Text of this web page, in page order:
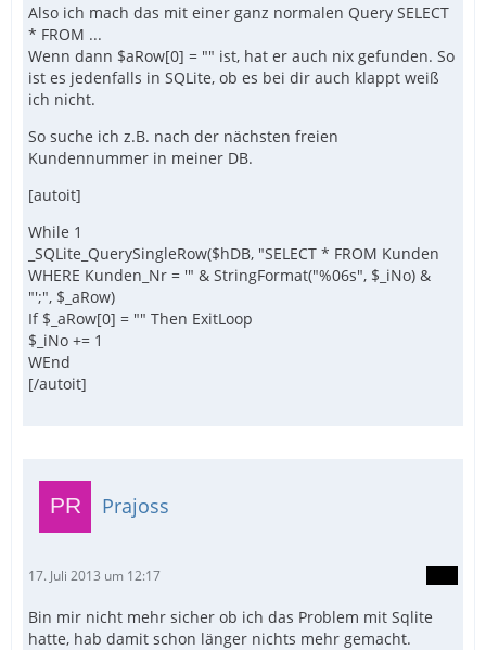
Also ich mach das mit einer ganz normalen Query SELECT
* FROM ...
Wenn dann $aRow[0] = "" ist, hat er auch nix gefunden. So
ist es jedenfalls in SQLite, ob es bei dir auch klappt weiß
ich nicht.
So suche ich z.B. nach der nächsten freien
Kundennummer in meiner DB.
[autoit]
While 1
_SQLite_QuerySingleRow($hDB, "SELECT * FROM Kunden
WHERE Kunden_Nr = '" & StringFormat("%06s", $_iNo) &
"';", $_aRow)
If $_aRow[0] = "" Then ExitLoop
$_iNo += 1
WEnd
[/autoit]
Prajoss
17. Juli 2013 um 12:17
Bin mir nicht mehr sicher ob ich das Problem mit Sqlite
hatte, hab damit schon länger nichts mehr gemacht.